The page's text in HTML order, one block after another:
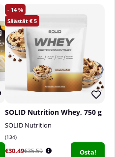
14
5
SOLID Nutrition Whey, 750 g
SOLID Nutrition
134
€30.49€35.59 Osta!